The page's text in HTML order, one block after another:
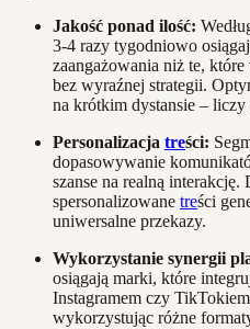
Jakość ponad ilość:
3-4 razy tygodniowo
zaangażowania niż te,
bez wyraźnej strategii.
na krótkim dystansie – liczy
Personalizacja treści:
dopasowywanie
szanse na realną
spersonalizowane treści
uniwersalne przekazy.
Wykorzystanie synergii
osiągają marki, które
Instagramem czy
wykorzystując różne